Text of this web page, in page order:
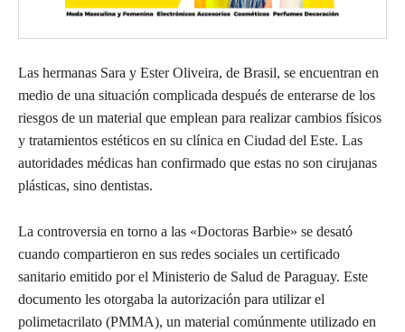
Las hermanas Sara y Ester Oliveira, de Brasil, se encuentran en
medio de una situación complicada después de enterarse de los
riesgos de un material que emplean para realizar cambios físicos
y tratamientos estéticos en su clínica en Ciudad del Este. Las
autoridades médicas han confirmado que estas no son cirujanas
plásticas, sino dentistas.
La controversia en torno a las «Doctoras Barbie» se desató
cuando compartieron en sus redes sociales un certificado
sanitario emitido por el Ministerio de Salud de Paraguay. Este
documento les otorgaba la autorización para utilizar el
polimetacrilato (PMMA), un material comúnmente utilizado en